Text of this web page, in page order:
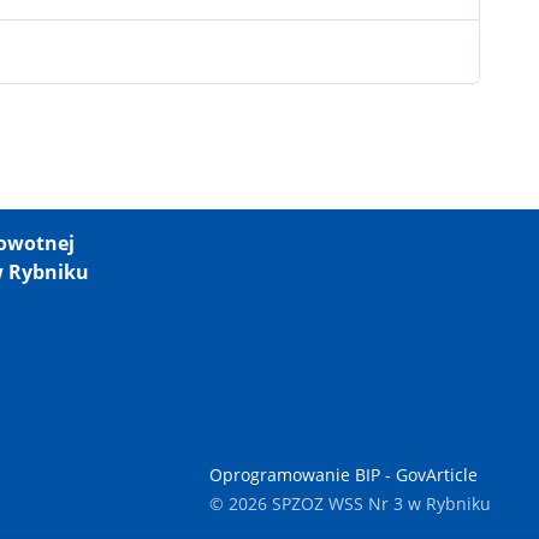
Oprogramowanie BIP - GovArticle
© 2026 SPZOZ WSS Nr 3 w Rybniku
Rybniku